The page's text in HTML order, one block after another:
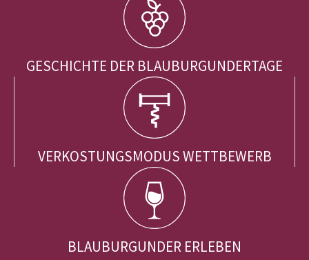
GESCHICHTE DER BLAUBURGUNDERTAGE
VERKOSTUNGSMODUS WETTBEWERB
BLAUBURGUNDER ERLEBEN